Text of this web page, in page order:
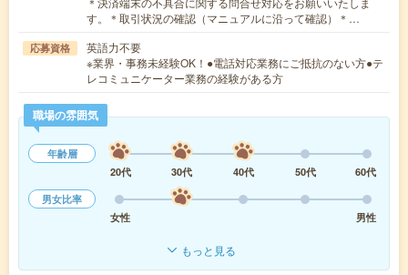
す。＊取引状況の確認（マニュアルに沿って確認）＊…
応募資格
英語力不要
※業界・事務未経験OK！●電話対応業務にご抵抗のない方●テ
レコミュニケーター業務の経験がある方
職場の雰囲気
年齢層
20代
30代 40代 50代
60代
男女比率
女性
男性
もっと見る